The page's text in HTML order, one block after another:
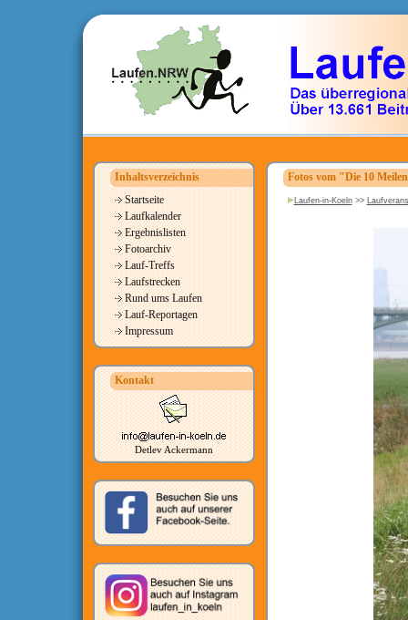
Inhaltsverzeichnis
Startseite
Laufkalender
Ergebnislisten
Fotoarchiv
Lauf-Treffs
Laufstrecken
Rund ums Laufen
Lauf-Reportagen
Impressum
Kontakt
Detlev Ackermann
Fotos vom "Die 10
Laufen-in-Koeln>>